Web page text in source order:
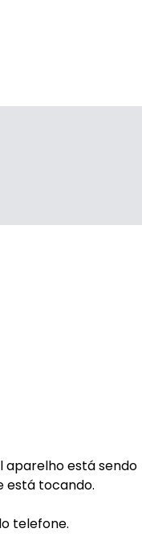
aparelho está sendo
está tocando.
telefone.